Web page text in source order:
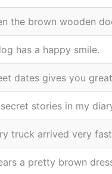
.The little dog has a happy smile